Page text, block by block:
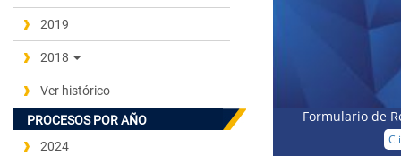
2019
2018
Ver histórico
PROCESOS POR AÑO
2024
Formulario de